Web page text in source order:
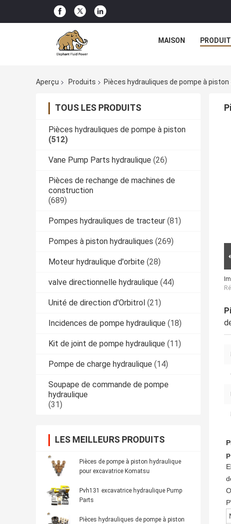
MAISON
Aperçu Produits Pièces hydrauliques de pompe à piston
TOUS LES PRODUITS
Pièces hydrauliques de pompe à piston
(512)
Vane Pump Parts hydraulique (26)
Pièces de rechange de machines de
construction
(689)
Pompes hydrauliques de tracteur (81)
Pompes à piston hydrauliques (269)
Moteur hydraulique d'orbite (28)
valve directionnelle hydraulique (44)
Unité de direction d'Orbitrol (21)
Incidences de pompe hydraulique (18)
Kit de joint de pompe hydraulique (11)
Pompe de charge hydraulique (14)
Soupape de commande de pompe
hydraulique
(31)
LES MEILLEURS PRODUITS
Pièces de pompe à piston hydraulique
pour excavatrice Komatsu
Pvh131 excavatrice hydraulique Pump
Parts
Pièces hydrauliques de pompe à piston